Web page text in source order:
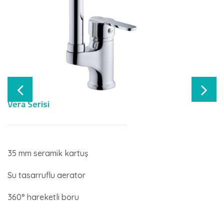
Vera Serisi
35 mm seramik kartuş
Su tasarruflu aerator
360° hareketli boru